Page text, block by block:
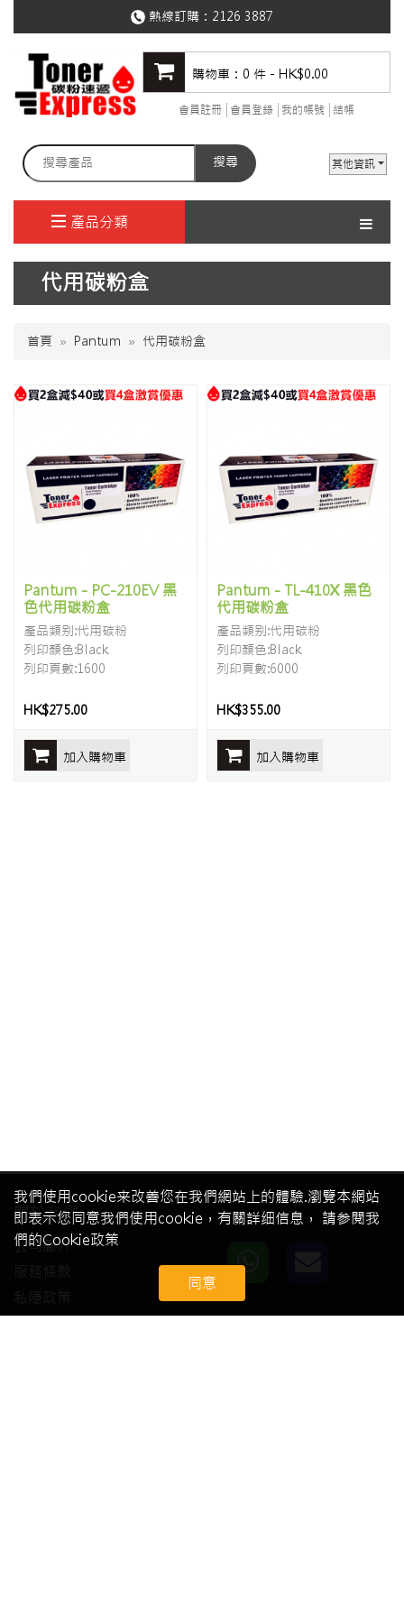
熱線訂購： 2126 3887
購物車：0 件 - HK$0.00
會員註冊 會員登錄 我的帳號 結帳
搜尋 其他資訊
產品分類
代用碳粉盒
首頁 Pantum 代用碳粉盒
Pantum - PC-210EV 黑
色代用碳粉盒
產品類别:代用碳粉
列印顏色:Black
列印頁數:1600
HK$275.00
加入購物車
Pantum - TL-410X 黑色
代用碳粉盒
產品類别:代用碳粉
列印顏色:Black
列印頁數:6000
HK$355.00
加入購物車
關於我們
公司簡介
我們使用cookie来改善您在我們網站上的體驗.瀏覽本網站
即表示您同意我們使用cookie，有關詳细信息， 請参閱我
們的Cookie政策
同意